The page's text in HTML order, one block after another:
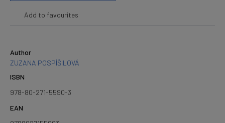
Add to favourites
Author
ZUZANA POSPÍŠILOVÁ
ISBN
978-80-271-5590-3
EAN